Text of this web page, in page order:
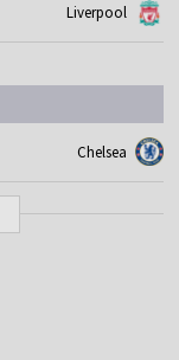
Liverpool
Chelsea